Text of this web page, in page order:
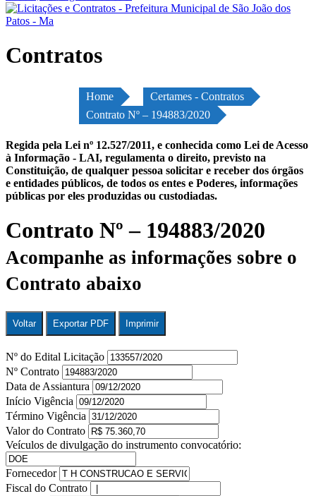
Contratos
Home
Certames - Contratos
Contrato Nº – 194883/2020
Regida pela Lei nº 12.527/2011, e conhecida como Lei de Acesso
à Informação - LAI, regulamenta o direito, previsto na
Constituição, de qualquer pessoa solicitar e receber dos órgãos
e entidades públicos, de todos os entes e Poderes, informações
públicas por eles produzidas ou custodiadas.
Contrato Nº – 194883/2020
Acompanhe as informações sobre o
Contrato abaixo
Voltar Exportar PDF Imprimir
Nº do Edital Licitação
Nº Contrato
Data de Assiantura
Início Vigência
Término Vigência
Valor do Contrato
Veículos de divulgação do instrumento convocatório:
Fornecedor
Fiscal do Contrato